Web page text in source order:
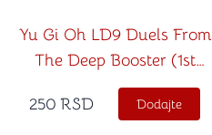
Yu Gi Oh LD9 Duels From
The Deep Booster (1st
Edition)
250 RSD Dodajte